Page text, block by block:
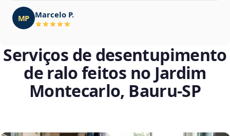
MP Marcelo P.
Serviços de desentupimento
de ralo feitos no Jardim
Montecarlo, Bauru‑SP